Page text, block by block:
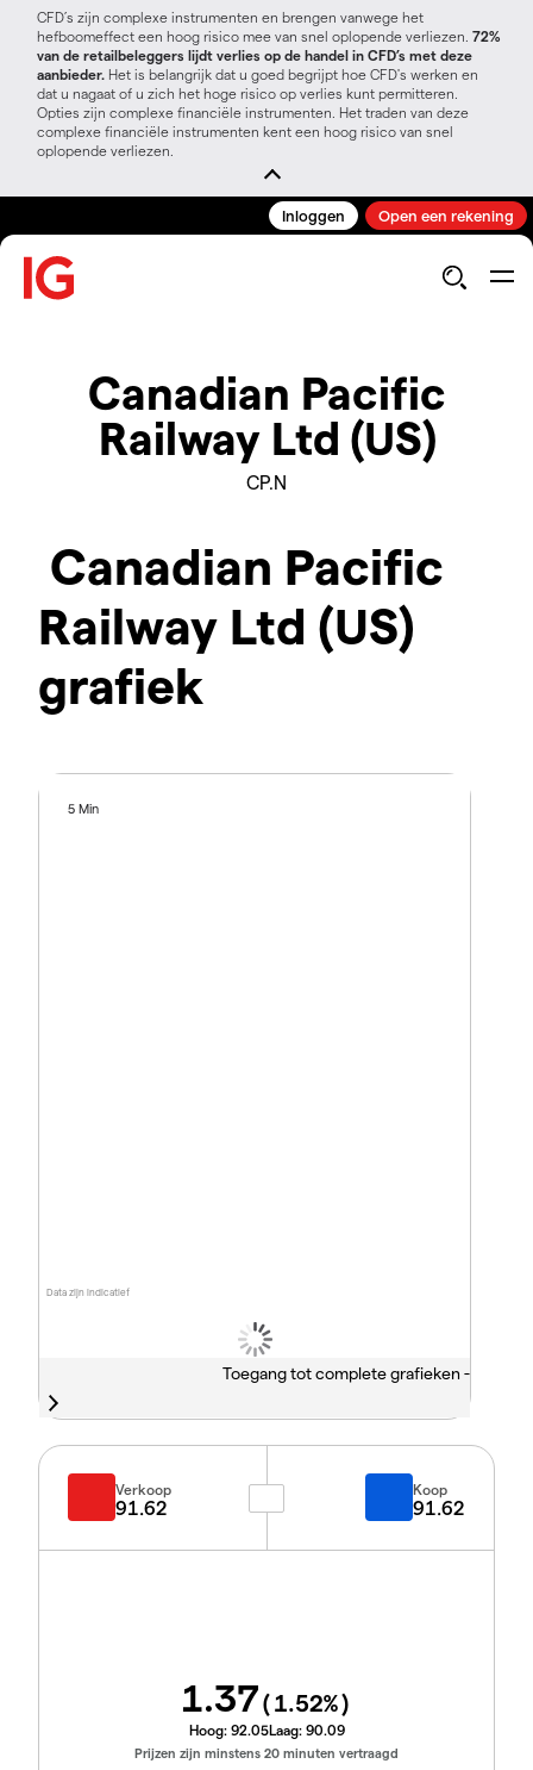
CFD’s zijn complexe instrumenten en brengen vanwege het
hefboomeffect een hoog risico mee van snel oplopende verliezen. 72%
van de retailbeleggers lijdt verlies op de handel in CFD’s met deze
aanbieder. Het is belangrijk dat u goed begrijpt hoe CFD's werken en
dat u nagaat of u zich het hoge risico op verlies kunt permitteren.
Opties zijn complexe financiële instrumenten. Het traden van deze
complexe financiële instrumenten kent een hoog risico van snel
oplopende verliezen.
Inloggen Open een rekening
Canadian Pacific
Railway Ltd (US)
CP.N
Canadian Pacific
Railway Ltd (US)
grafiek
Data zijn indicatief
5 Min
Toegang tot complete grafieken -
Verkoop
91.62
Koop
91.62
1.37(1.52%)
Hoog: 92.05Laag: 90.09
Prijzen zijn minstens 20 minuten vertraagd